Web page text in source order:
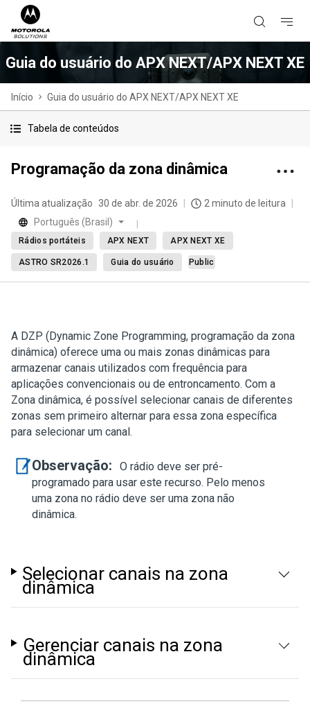
Guia do usuário do APX NEXT/APX NEXT XE
Início Guia do usuário do APX NEXT/APX NEXT XE
Tabela de conteúdos
Programação da zona dinâmica
Última atualização 30 de abr. de 2026
2 minuto de leitura
Português (Brasil)
Rádios portáteis APX NEXT APX NEXT XE
ASTRO SR2026.1 Guia do usuário Public
A DZP (Dynamic Zone Programming, programação da zona
dinâmica) oferece uma ou mais zonas dinâmicas para
armazenar canais utilizados com frequência para
aplicações convencionais ou de entroncamento. Com a
Zona dinâmica, é possível selecionar canais de diferentes
zonas sem primeiro alternar para essa zona específica
para selecionar um canal.
Observação:
O rádio deve ser pré-
programado para usar este recurso. Pelo menos
uma zona no rádio deve ser uma zona não
dinâmica.
Selecionar canais na zona
dinâmica
Gerenciar canais na zona
dinâmica